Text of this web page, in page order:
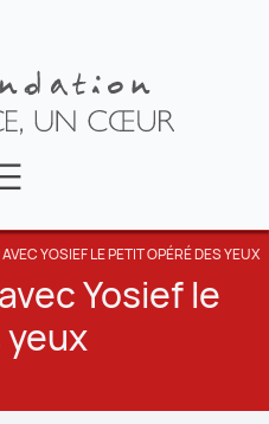
YOSIEF LE PETIT OPÉRÉ DES YEUX
Yosief le